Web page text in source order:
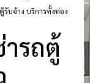
บจ้าง บริการทั้งท่อง
ารถตู้